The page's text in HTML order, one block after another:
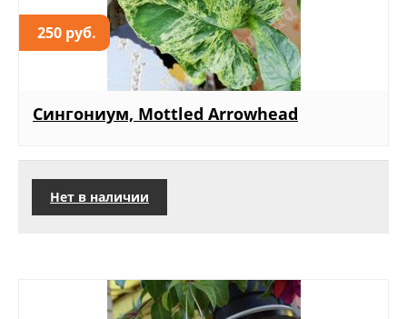
250 руб.
Сингониум, Mottled Arrowhead
Нет в наличии